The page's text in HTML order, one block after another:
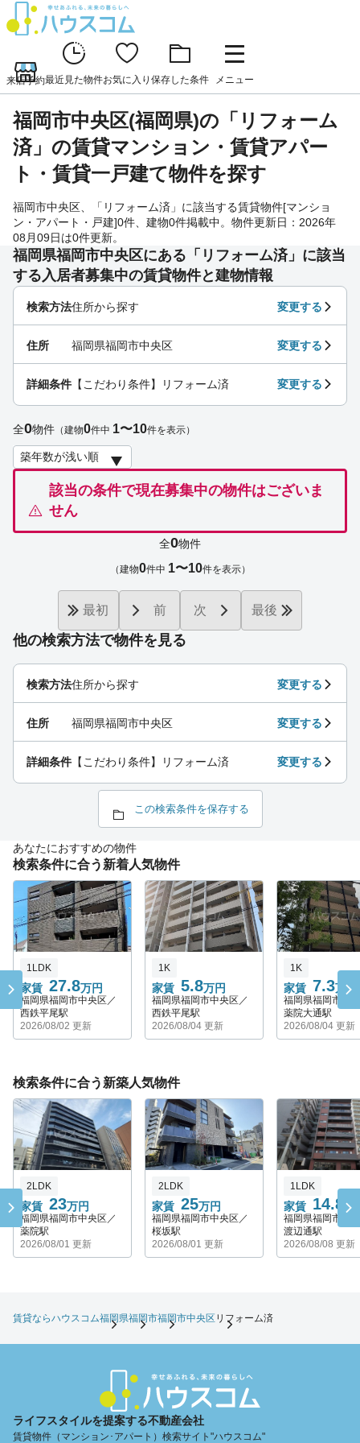
来店予約最近見た物件お気に入り 保存した条件 メニュー
福岡市中央区(福岡県)の「リフォーム
済」の賃貸マンション・賃貸アパー
ト・賃貸一戸建て物件を探す
福岡市中央区、「リフォーム済」に該当する賃貸物件[マンショ
ン・アパート・戸建]0件、建物0件掲載中。物件更新日：2026年
08月09日は0件更新。
福岡県福岡市中央区にある「リフォーム済」に該当
する入居者募集中の賃貸物件と建物情報
該当の条件で現在募集中の物件はございま
せん
検索方法住所から探す 変更する
住所 福岡県福岡市中央区 変更する
詳細条件 【こだわり条件】リフォーム済 変更する
全0物件 （建物0件中 1〜10件を表示）
他の検索方法で物件を見る
検索方法住所から探す 変更する
住所 福岡県福岡市中央区 変更する
詳細条件 【こだわり条件】リフォーム済 変更する
この検索条件を保存する
全0物件
（建物0件中 1〜10件を表示）
最初 前 次 最後
あなたにおすすめの物件
検索条件に合う新着人気物件
1LDK
家賃 27.8万円
福岡県福岡市中央区／
西鉄平尾駅
2026/08/02 更新
1K
家賃 5.8万円
福岡県福岡市中央区／
西鉄平尾駅
2026/08/04 更新
1K
家賃 7.3万円
福岡県福岡市中
薬院大通駅
2026/08/04 更新
検索条件に合う新築人気物件
2LDK
家賃 23万円
福岡県福岡市中央区／
薬院駅
2026/08/01 更新
2LDK
家賃 25万円
福岡県福岡市中央区／
桜坂駅
2026/08/01 更新
1LDK
家賃 14.8 万
福岡県福岡市中
渡辺通駅
2026/08/08 更新
賃貸ならハウスコム福岡県福岡市福岡市中央区リフォーム済
ライフスタイルを提案する不動産会社
賃貸物件（マンション･アパート）検索サイト"ハウスコム"